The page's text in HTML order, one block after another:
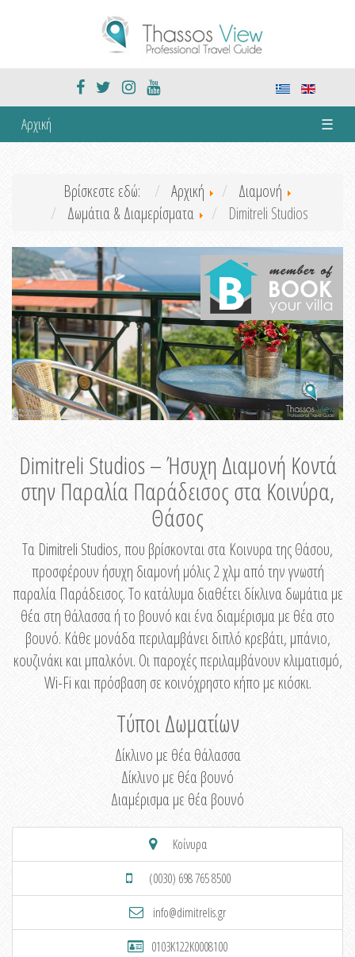
Αρχική ☰
Βρίσκεστε εδώ: Αρχική
Διαμονή
Δωμάτια & Διαμερίσματα
Dimitreli Studios
Dimitreli Studios – Ήσυχη Διαμονή Κοντά
στην Παραλία Παράδεισος στα Κοινύρα,
Θάσος
Τα Dimitreli Studios, που βρίσκονται στα Κοινυρα της Θάσου,
προσφέρουν ήσυχη διαμονή μόλις 2 χλμ από την γνωστή
παραλία Παράδεισος. Το κατάλυμα διαθέτει δίκλινα δωμάτια με
θέα στη θάλασσα ή το βουνό και ένα διαμέρισμα με θέα στο
βουνό. Κάθε μονάδα περιλαμβάνει διπλό κρεβάτι, μπάνιο,
κουζινάκι και μπαλκόνι. Οι παροχές περιλαμβάνουν κλιματισμό,
Wi-Fi και πρόσβαση σε κοινόχρηστο κήπο με κιόσκι.
Τύποι Δωματίων
Δίκλινο με θέα θάλασσα
Δίκλινο με θέα βουνό
Διαμέρισμα με θέα βουνό
Κοίνυρα
(0030) 698 765 8500
info@dimitrelis.gr
0103K122K0008100